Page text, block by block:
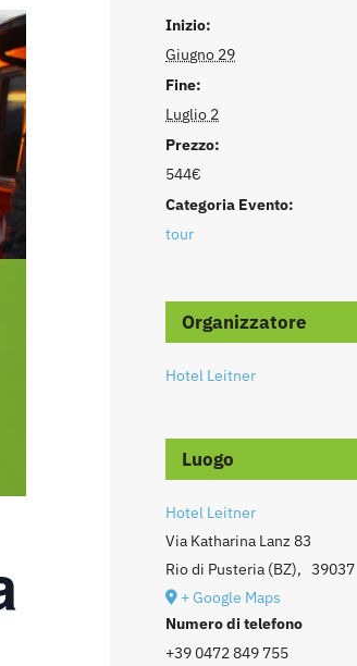
Inizio:
Giugno 29
Fine:
Luglio 2
Prezzo:
544€
Categoria Evento:
tour
Organizzatore
Hotel Leitner
Luogo
Hotel Leitner
Via Katharina Lanz 83
Rio di Pusteria (BZ), 39037
+ Google Maps
Numero di telefono
+39 0472 849 755